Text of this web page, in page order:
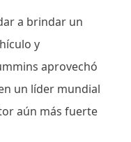
a brindar un
y
aprovechó
un líder mundial
aún más fuerte